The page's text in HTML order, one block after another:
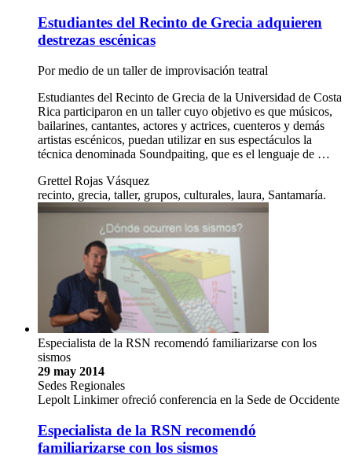
Estudiantes del Recinto de Grecia adquieren
destrezas escénicas
Por medio de un taller de improvisación teatral
Estudiantes del Recinto de Grecia de la Universidad de Costa
Rica participaron en un taller cuyo objetivo es que músicos,
bailarines, cantantes, actores y actrices, cuenteros y demás
artistas escénicos, puedan utilizar en sus espectáculos la
técnica denominada Soundpaiting, que es el lenguaje de …
Grettel Rojas Vásquez
recinto, grecia, taller, grupos, culturales, laura, Santamaría.
Especialista de la RSN recomendó familiarizarse con los
sismos
29 may 2014
Sedes Regionales
Lepolt Linkimer ofreció conferencia en la Sede de Occidente
Especialista de la RSN recomendó
familiarizarse con los sismos